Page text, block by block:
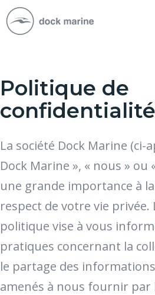
Politique de
confidentialité
La société Dock Marine (ci-
Dock Marine », « nous » ou
une grande importance à
respect de votre vie privée.
politique vise à vous
pratiques concernant la
le partage des
amenés à nous fournir par